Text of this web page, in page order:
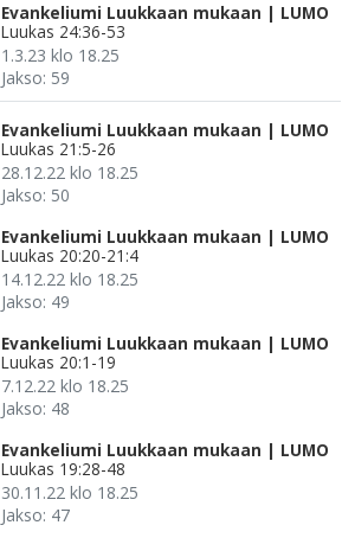
Evankeliumi Luukkaan mukaan | LUMO
Luukas 24:36-53
1.3.23 klo 18.25
Jakso: 59
Evankeliumi Luukkaan mukaan | LUMO
Luukas 21:5-26
28.12.22 klo 18.25
Jakso: 50
Evankeliumi Luukkaan mukaan | LUMO
Luukas 20:20-21:4
14.12.22 klo 18.25
Jakso: 49
Evankeliumi Luukkaan mukaan | LUMO
Luukas 20:1-19
7.12.22 klo 18.25
Jakso: 48
Evankeliumi Luukkaan mukaan | LUMO
Luukas 19:28-48
30.11.22 klo 18.25
Jakso: 47